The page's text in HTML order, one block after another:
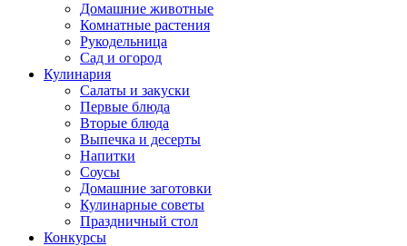
Домашние животные
Комнатные растения
Рукодельница
Сад и огород
Кулинария
Салаты и закуски
Первые блюда
Вторые блюда
Выпечка и десерты
Напитки
Соусы
Домашние заготовки
Кулинарные советы
Праздничный стол
Конкурсы